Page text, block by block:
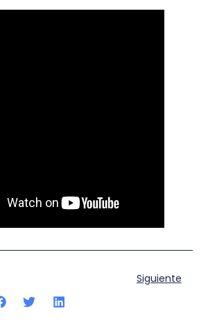
Siguiente